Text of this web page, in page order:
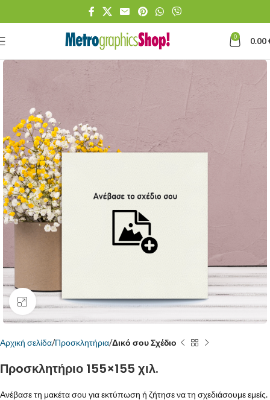
0 0.00
Κάντε κλικ για μεγέθυνση
Αρχική σελίδα Προσκλητήρια Δικό σου Σχέδιο
Πρoσκλητήριο 155×155 χιλ.
Ανέβασε τη μακέτα σου για εκτύπωση ή ζήτησε να τη σχεδιάσουμε εμείς.